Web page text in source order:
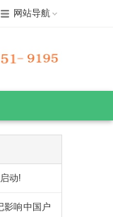
网站导航
动!
响中国户